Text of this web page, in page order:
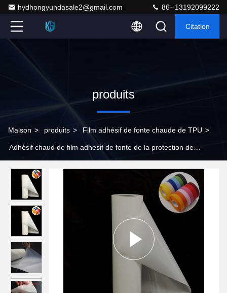
hydhongyundasale2@gmail.com 86--13192099222
Citation
produits
Maison > produits > Film adhésif de fonte chaude de TPU >
Adhésif chaud de film adhésif de fonte de la protection de